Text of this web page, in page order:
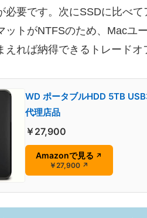
必要です。次にSSDに比べ
ットがNTFSのため、Macユ
えれば納得できるトレードオ
WD ポータブルHDD 5TB
代理店品
￥27,900
Amazonで見る ↗
￥27,900 ↗